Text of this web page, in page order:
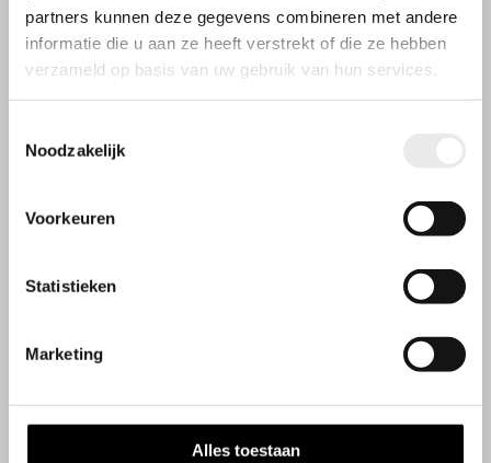
partners kunnen deze gegevens combineren met andere
informatie die u aan ze heeft verstrekt of die ze hebben
verzameld op basis van uw gebruik van hun services.
Noodzakelijk
Voorkeuren
Statistieken
Marketing
Alles toestaan
Openingstijden
Contactgegevens